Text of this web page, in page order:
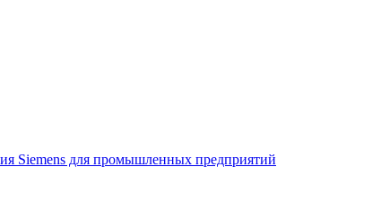
Siemens для промышленных предприятий